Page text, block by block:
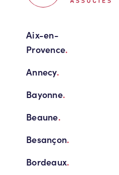
Aix-en-
Provence.
Annecy.
Bayonne.
Beaune.
Besançon.
Bordeaux.